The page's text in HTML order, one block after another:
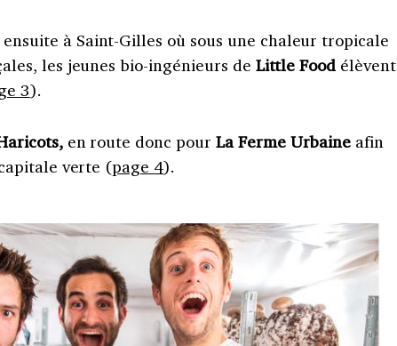
à Saint-Gilles où sous une chaleur tropicale
les jeunes bio-ingénieurs de Little Food élèvent
3).
en route donc pour La Ferme Urbaine afin
verte (page 4).